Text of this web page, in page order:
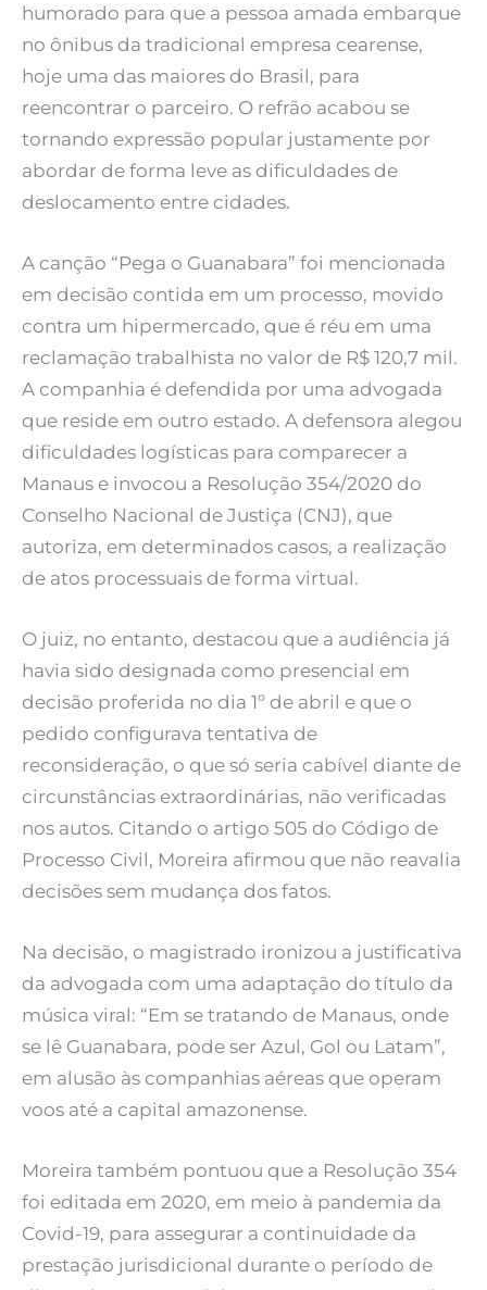
humorado para que a pessoa amada embarque
no ônibus da tradicional empresa cearense,
hoje uma das maiores do Brasil, para
reencontrar o parceiro. O refrão acabou se
tornando expressão popular justamente por
abordar de forma leve as dificuldades de
deslocamento entre cidades.
A canção “Pega o Guanabara” foi mencionada
em decisão contida em um processo, movido
contra um hipermercado, que é réu em uma
reclamação trabalhista no valor de R$ 120,7 mil.
A companhia é defendida por uma advogada
que reside em outro estado. A defensora alegou
dificuldades logísticas para comparecer a
Manaus e invocou a Resolução 354/2020 do
Conselho Nacional de Justiça (CNJ), que
autoriza, em determinados casos, a realização
de atos processuais de forma virtual.
O juiz, no entanto, destacou que a audiência já
havia sido designada como presencial em
decisão proferida no dia 1º de abril e que o
pedido configurava tentativa de
reconsideração, o que só seria cabível diante de
circunstâncias extraordinárias, não verificadas
nos autos. Citando o artigo 505 do Código de
Processo Civil, Moreira afirmou que não reavalia
decisões sem mudança dos fatos.
Na decisão, o magistrado ironizou a justificativa
da advogada com uma adaptação do título da
música viral: “Em se tratando de Manaus, onde
se lê Guanabara, pode ser Azul, Gol ou Latam”,
em alusão às companhias aéreas que operam
voos até a capital amazonense.
Moreira também pontuou que a Resolução 354
foi editada em 2020, em meio à pandemia da
Covid-19, para assegurar a continuidade da
prestação jurisdicional durante o período de